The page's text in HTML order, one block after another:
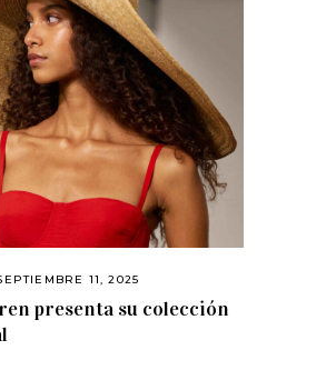
11, 2025
presenta su colección